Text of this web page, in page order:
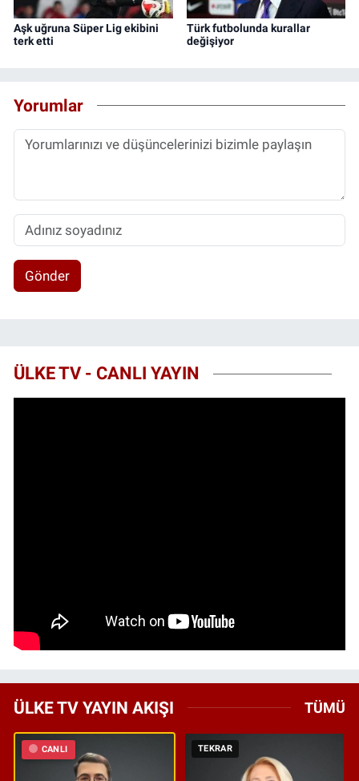
Aşk uğruna Süper Lig ekibini
terk etti
Türk futbolunda kurallar
değişiyor
Yorumlar
Gönder
ÜLKE TV - CANLI YAYIN
ÜLKE TV YAYIN AKIŞI TÜMÜ
CANLI TEKRAR